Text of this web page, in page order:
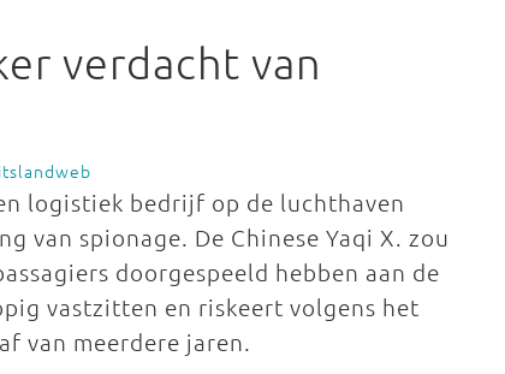
verdacht van
logistiek bedrijf op de luchthaven
van spionage. De Chinese Yaqi X. zou
doorgespeeld hebben aan de
vastzitten en riskeert volgens het
van meerdere jaren.